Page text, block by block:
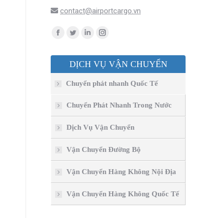
contact@airportcargo.vn
Find us on:
Facebook
opens
window
Twitter
opens
new
window
Linkedin
opens
new
window
Instagram
opens
window
DỊCH VỤ VẬN CHUYỂN
Chuyển phát nhanh Quốc Tế
Chuyển Phát Nhanh Trong Nước
Dịch Vụ Vận Chuyển
Vận Chuyển Đường Bộ
Vận Chuyển Hàng Không Nội Địa
Vận Chuyển Hàng Không Quốc Tế